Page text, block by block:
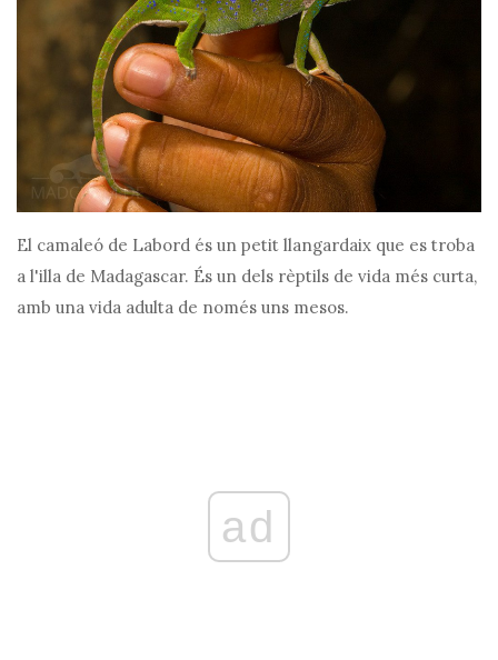
El camaleó de Labord és un petit llangardaix que es troba
a l'illa de Madagascar. És un dels rèptils de vida més curta,
amb una vida adulta de només uns mesos.
ad